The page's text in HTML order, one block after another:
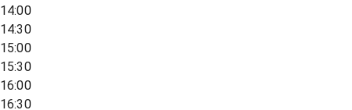
14:00
14:30
15:00
15:30
16:00
16:30